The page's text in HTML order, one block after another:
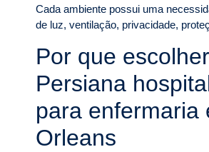
Cada ambiente possui uma
de luz, ventilação, privacidade,
Por que escolher
Persiana
para enfermaria
Orleans